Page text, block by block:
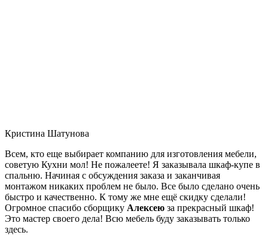
Кристина Шатунова
Всем, кто еще выбирает компанию для изготовления мебели,
советую Кухни мол! Не пожалеете! Я заказывала шкаф-купе в
спальню. Начиная с обсуждения заказа и заканчивая
монтажом никаких проблем не было. Все было сделано очень
быстро и качественно. К тому же мне ещё скидку сделали!
Огромное спасибо сборщику Алексею за прекрасный шкаф!
Это мастер своего дела! Всю мебель буду заказывать только
здесь.